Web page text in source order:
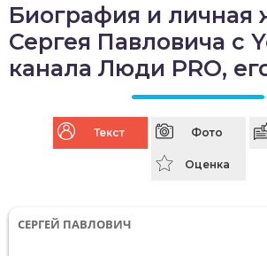
Биография и личная
Сергея Павловича с
канала Люди PRO,
Текст Фото
Оценка
СЕРГЕЙ ПАВЛОВИЧ